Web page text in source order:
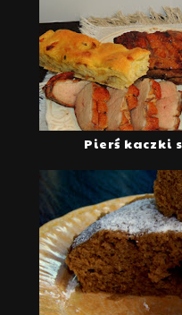
Pierś kaczki